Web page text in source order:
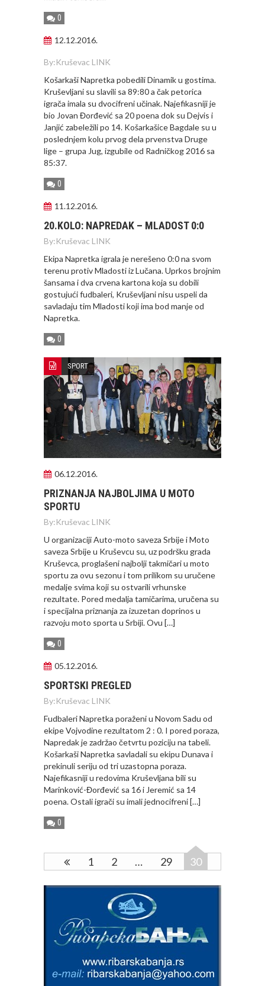
0
12.12.2016.
By:Kruševac LINK
Košarkaši Napretka pobedili Dinamik u gostima.
Kruševljani su slavili sa 89:80 a čak petorica
igrača imala su dvocifreni učinak. Najefikasniji je
bio Jovan Đorđević sa 20 poena dok su Dejvis i
Janjić zabeležili po 14. Košarkašice Bagdale su u
poslednjem kolu prvog dela prvenstva Druge
lige – grupa Jug, izgubile od Radničkog 2016 sa
85:37.
0
11.12.2016.
20.KOLO: NAPREDAK – MLADOST 0:0
By:Kruševac LINK
Ekipa Napretka igrala je nerešeno 0:0 na svom
terenu protiv Mladosti iz Lučana. Uprkos brojnim
šansama i dva crvena kartona koja su dobili
gostujući fudbaleri, Kruševljani nisu uspeli da
savladaju tim Mladosti koji ima bod manje od
Napretka.
0
SPORT
06.12.2016.
PRIZNANJA NAJBOLJIMA U MOTO
SPORTU
By:Kruševac LINK
U organizaciji Auto-moto saveza Srbije i Moto
saveza Srbije u Kruševcu su, uz podršku grada
Kruševca, proglašeni najbolji takmičari u moto
sportu za ovu sezonu i tom prilikom su uručene
medalje svima koji su ostvarili vrhunske
rezultate. Pored medalja tamičarima, uručena su
i specijalna priznanja za izuzetan doprinos u
razvoju moto sporta u Srbiji. Ovu […]
0
05.12.2016.
SPORTSKI PREGLED
By:Kruševac LINK
Fudbaleri Napretka poraženi u Novom Sadu od
ekipe Vojvodine rezultatom 2 : 0. I pored poraza,
Napredak je zadržao četvrtu poziciju na tabeli.
Košarkaši Napretka savladali su ekipu Dunava i
prekinuli seriju od tri uzastopna poraza.
Najefikasniji u redovima Kruševljana bili su
Marinković-Đorđević sa 16 i Jeremić sa 14
poena. Ostali igrači su imali jednocifreni […]
0
1 2 … 29 30